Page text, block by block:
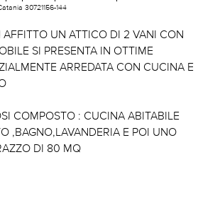
30721156-144
AFFITTO UN ATTICO DI 2 VANI CON
SI PRESENTA IN OTTIME
ARREDATA CON CUCINA E
COMPOSTO : CUCINA ABITABILE
,BAGNO,LAVANDERIA E POI UNO
DI 80 MQ